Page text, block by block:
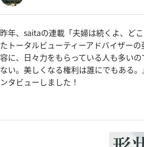
昨年、saitaの連載「夫婦は続くよ、ど
たトータルビューティーアドバイザー
容に、日々力をもらっている人も多い
ない。美しくなる権利は誰にでもある
ンタビューしました！